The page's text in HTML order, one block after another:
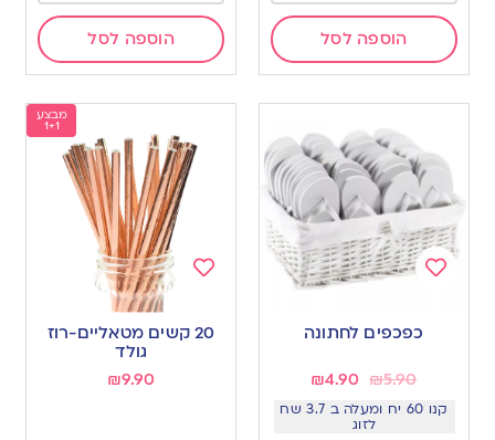
הוספה לסל הוספה לסל
כפכפים לחתונה
₪5.90
₪4.90
קנו 60 יח ומעלה ב 3.7 שח
לזוג
מבצע
1+1
to
wishlist
20 קשים מטאליים-רוז
גולד
₪9.90